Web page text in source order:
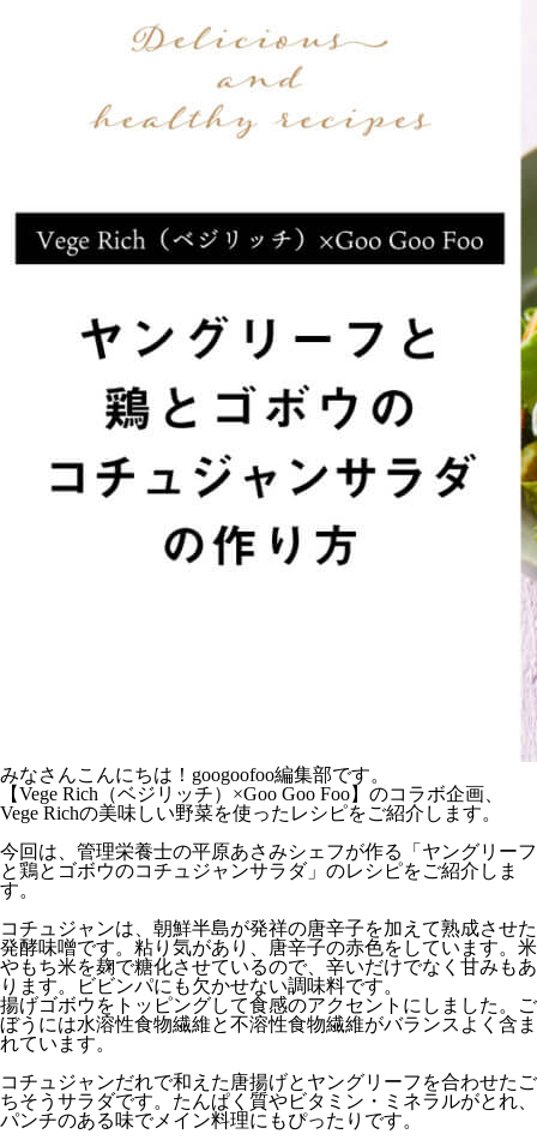
みなさんこんにちは！googoofoo編集部です。
【Vege Rich（ベジリッチ）×Goo Goo Foo】のコラボ企画、
Vege Richの美味しい野菜を使ったレシピをご紹介します。
今回は、管理栄養士の平原あさみシェフが作る「ヤングリーフ
と鶏とゴボウのコチュジャンサラダ」のレシピをご紹介しま
す。
コチュジャンは、朝鮮半島が発祥の唐辛子を加えて熟成させた
発酵味噌です。粘り気があり、唐辛子の赤色をしています。米
やもち米を麹で糖化させているので、辛いだけでなく甘みもあ
ります。ビビンパにも欠かせない調味料です。
揚げゴボウをトッピングして食感のアクセントにしました。ご
ぼうには水溶性食物繊維と不溶性食物繊維がバランスよく含ま
れています。
コチュジャンだれで和えた唐揚げとヤングリーフを合わせたご
ちそうサラダです。たんぱく質やビタミン・ミネラルがとれ、
パンチのある味でメイン料理にもぴったりです。